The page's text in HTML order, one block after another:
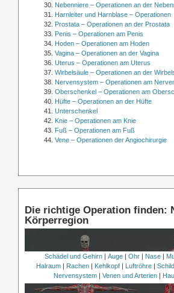
Nebenniere – Operationen an der
Harnleiter und Harnblase – Operationen
Prostata – Operationen an der Prostata
Penis – Operationen am Penis
Hoden – Operationen am Hoden
Vagina – Operationen an der Vagina
Uterus – Operationen am Uterus
Wirbelsäule – Operationen an der
Nervensystem – Operationen am
Oberschenkel – Operationen am
Hüfte – Operationen an der Hüfte
Unterschenkel
Knie – Operationen am Knie
Fuß – Operationen am Fuß
Vene – Operationen der Angiochirurgie
Die richtige Operation finden:
Körperregion
Schädel und Gehirn| Auge| Ohr| Nase|
Halraum| Rachen| Kehlkopf| Luftröhre|
Nervensystem | Venen und Arterien |